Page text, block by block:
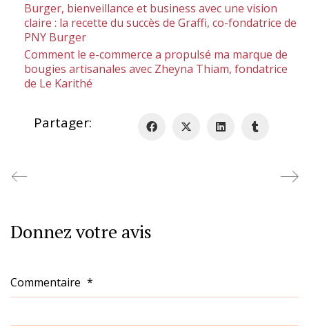
Burger, bienveillance et business avec une vision
claire : la recette du succès de Graffi, co-fondatrice de
PNY Burger
Comment le e-commerce a propulsé ma marque de
bougies artisanales avec Zheyna Thiam, fondatrice
de Le Karithé
Partager:
Donnez votre avis
Commentaire *